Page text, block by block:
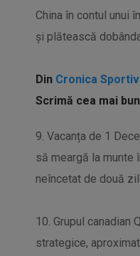
China în contul unui
și plătească
Din Cronica
Scrimă cea mai
9. Vacanța de 1
să meargă la munte
neîncetat de două
10. Grupul canadian
strategice,